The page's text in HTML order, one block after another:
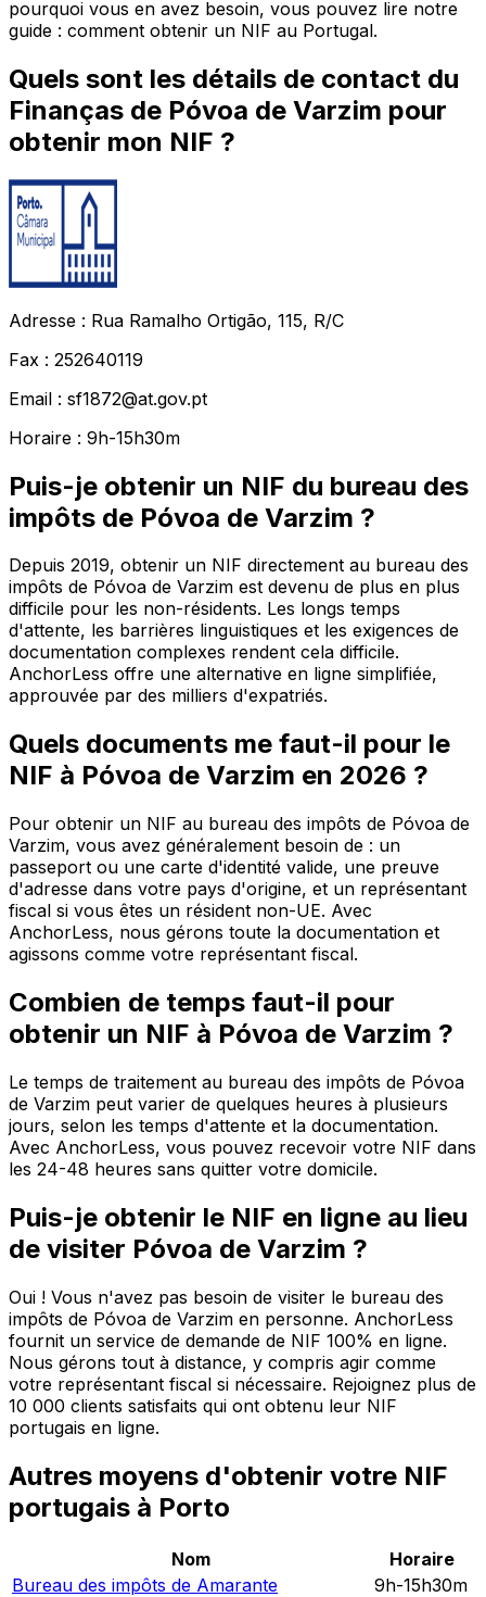
pourquoi vous en avez besoin, vous pouvez lire notre
guide : comment obtenir un NIF au Portugal.
Quels sont les détails de contact du
Finanças de Póvoa de Varzim pour
obtenir mon NIF ?
Adresse : Rua Ramalho Ortigão, 115, R/C
Fax : 252640119
Email : sf1872@at.gov.pt
Horaire : 9h-15h30m
Puis-je obtenir un NIF du bureau des
impôts de Póvoa de Varzim ?
Depuis 2019, obtenir un NIF directement au bureau des
impôts de Póvoa de Varzim est devenu de plus en plus
difficile pour les non-résidents. Les longs temps
d'attente, les barrières linguistiques et les exigences de
documentation complexes rendent cela difficile.
AnchorLess offre une alternative en ligne simplifiée,
approuvée par des milliers d'expatriés.
Quels documents me faut-il pour le
NIF à Póvoa de Varzim en 2026 ?
Pour obtenir un NIF au bureau des impôts de Póvoa de
Varzim, vous avez généralement besoin de : un
passeport ou une carte d'identité valide, une preuve
d'adresse dans votre pays d'origine, et un représentant
fiscal si vous êtes un résident non-UE. Avec
AnchorLess, nous gérons toute la documentation et
agissons comme votre représentant fiscal.
Combien de temps faut-il pour
obtenir un NIF à Póvoa de Varzim ?
Le temps de traitement au bureau des impôts de Póvoa
de Varzim peut varier de quelques heures à plusieurs
jours, selon les temps d'attente et la documentation.
Avec AnchorLess, vous pouvez recevoir votre NIF dans
les 24-48 heures sans quitter votre domicile.
Puis-je obtenir le NIF en ligne au lieu
de visiter Póvoa de Varzim ?
Oui ! Vous n'avez pas besoin de visiter le bureau des
impôts de Póvoa de Varzim en personne. AnchorLess
fournit un service de demande de NIF 100% en ligne.
Nous gérons tout à distance, y compris agir comme
votre représentant fiscal si nécessaire. Rejoignez plus de
10 000 clients satisfaits qui ont obtenu leur NIF
portugais en ligne.
Autres moyens d'obtenir votre NIF
portugais à Porto
Nom
Horaire
Bureau des impôts de Amarante
9h-15h30m